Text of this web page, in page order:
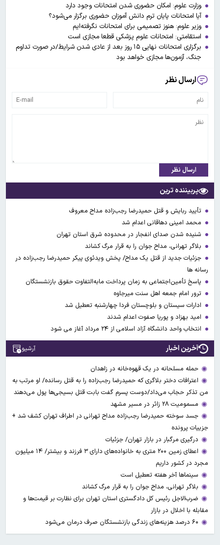
وزارت علوم: امکان حضوری شدن امتحانات وجود دارد
آیا امتحانات پایان ترم دانش آموزان حضوری برگزار می‌شود؟
وزیر علوم: هنوز تصمیمی برای امتحانات نگرفته‌ایم
استقامتی: امتحانات علوم پزشکی قطعا مجازی است
برگزاری امتحانات نهایی ۱۵ روز بعد از عادی شدن شرایط/در صورت تداوم
جنگ، آزمون‌ها مجازی خواهد بود
ارسال نظر
ارسال نظر
پربیننده ترین
تأیید ربایش و قتل حمیدرضا رجب‌زاده مداح معروف
محمد امینی دهاقانی اعدام شد
شنیده شدن صدای انفجار در محدوده شرق استان تهران
بلاگر تهرانی، مداح جوان را به قرار مرگ کشاند
جزئیات جدید از قتل یک مداح/ پخش ویدئوی پیکر حمیدرضا رجب‌زاده در
رسانه ها
پاسخ تأمین‌اجتماعی به زمان پرداخت مابه‌التفاوت حقوق بازنشستگان
ترور امام جمعه اهل سنت میرجاوه
ادارات سیستان و بلوچستان فردا چهارشنبه تعطیل شد
امید بهزاد و پوریا صفوت اعدام شدند
انتخاب واحد دانشگاه آزاد اسلامی از ۲۴ مرداد آغاز می شود
آخرین اخبار آرشیو
حمله مسلحانه در یک قهوه‌خانه در زاهدان
اعترافات دختر بلاگری که حمیدرضا رجب‌زاده را به قتل رسانده/ او مرتب به
من تذکر حجاب می‌داد/دوست پسرم گفت بابت قتل بسیجی‌ها پول می‌دهند
مسمومیت ۲۸ زائر در مسیر مشهد
جسد سوخته حمیدرضا رجب‌زاده مداح تهرانی در اطراف تهران کشف شد +
جزییات پرونده
درگیری مرگبار در بازار تهران/ جزئیات
اعطای زمین ۲۰۰ متری به خانواده‌های دارای ۳ فرزند و بیشتر/ ۱۴ میلیون
مجرد در کشور داریم
سینماها آخر هفته تعطیل است
بلاگر تهرانی، مداح جوان را به قرار مرگ کشاند
ضرب‌الاجل رئیس کل دادگستری استان تهران برای نظارت بر قیمت‌ها و
مقابله با اخلال در بازار
۶۰ درصد هزینه‌های زندگی بازنشستگان صرف درمان می‌شود